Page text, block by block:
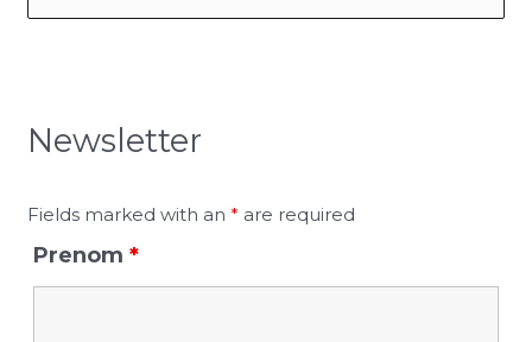
c
f
o
Newsletter
Fields marked with an* are required
Prenom*